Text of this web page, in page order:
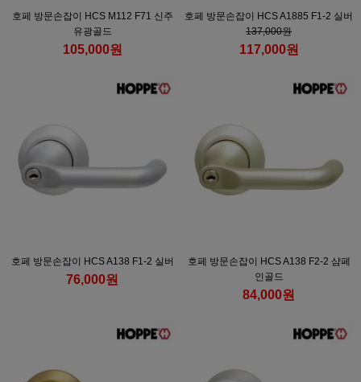
호페 방문손잡이 HCS M112 F71 신주
유광골드
105,000원
호페 방문손잡이 HCS A1885 F1-2 실버
137,000원
117,000원
호페 방문손잡이 HCS A138 F1-2 실버
76,000원
호페 방문손잡이 HCS A138 F2-2 샴페
인골드
84,000원